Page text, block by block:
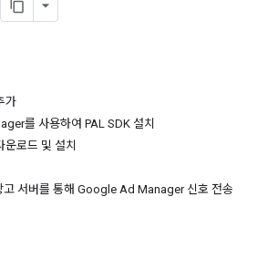
가
를 사용하여 PAL SDK 설치
로드 및 설치
고 서버를 통해 Google Ad Manager 신호 전송